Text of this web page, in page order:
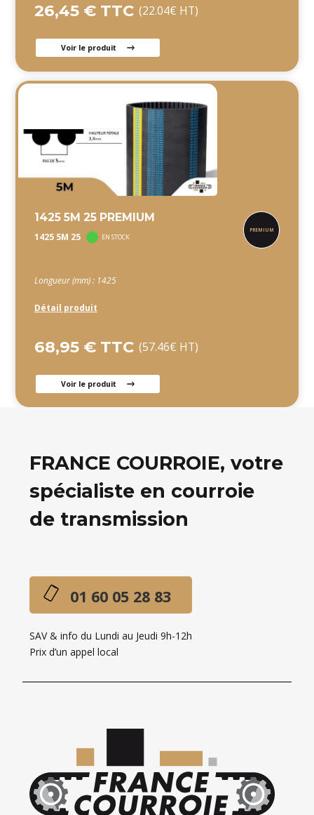
26,45 € TTC (22.04€ HT)
Voir le produit
1425 5M 25 PREMIUM
1425 5M 25 EN STOCK
Longueur (mm) : 1425
Détail produit
68,95 € TTC (57.46€ HT)
Voir le produit
FRANCE COURROIE, votre
spécialiste en courroie
de transmission
01 60 05 28 83
SAV & info du Lundi au Jeudi 9h-12h
Prix d’un appel local